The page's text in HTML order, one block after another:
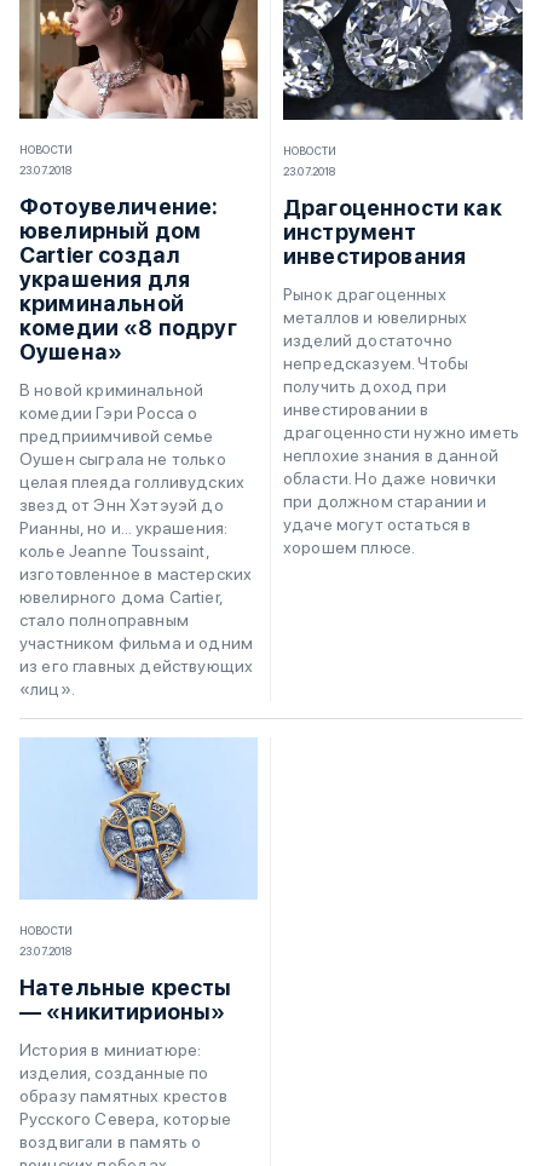
НОВОСТИ
23.07.2018
Фотоувеличение:
ювелирный дом
Cartier создал
украшения для
криминальной
комедии «8 подруг
Оушена»
В новой криминальной
комедии Гэри Росса о
предприимчивой семье
Оушен сыграла не только
целая плеяда голливудских
звезд от Энн Хэтэуэй до
Рианны, но и... украшения:
колье Jeanne Toussaint,
изготовленное в мастерских
ювелирного дома Cartier,
стало полноправным
участником фильма и одним
из его главных действующих
«лиц».
НОВОСТИ
23.07.2018
Драгоценности как
инструмент
инвестирования
Рынок драгоценных
металлов и ювелирных
изделий достаточно
непредсказуем. Чтобы
получить доход при
инвестировании в
драгоценности нужно иметь
неплохие знания в данной
области. Но даже новички
при должном старании и
удаче могут остаться в
хорошем плюсе.
НОВОСТИ
23.07.2018
Нательные кресты
— «никитирионы»
История в миниатюре:
изделия, созданные по
образу памятных крестов
Русского Севера, которые
воздвигали в память о